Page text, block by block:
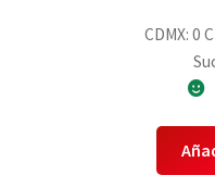
CDMX: 0